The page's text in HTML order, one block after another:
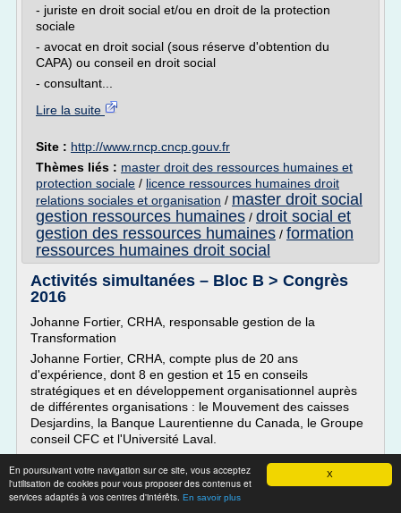
X
En poursuivant votre navigation sur ce site, vous acceptez
l'utilisation de cookies pour vous proposer des contenus et
services adaptés à vos centres d'intérêts. En savoir plus
- juriste en droit social et/ou en droit de la protection
sociale
- avocat en droit social (sous réserve d'obtention du
CAPA) ou conseil en droit social
- consultant...
Lire la suite
Site : http://www.rncp.cncp.gouv.fr
Thèmes liés : master droit des ressources humaines et
protection sociale / licence ressources humaines droit
relations sociales et organisation / master droit social
gestion ressources humaines / droit social et
gestion des ressources humaines / formation
ressources humaines droit social
Activités simultanées – Bloc B > Congrès
2016
Johanne Fortier, CRHA, responsable gestion de la
Transformation
Johanne Fortier, CRHA, compte plus de 20 ans
d'expérience, dont 8 en gestion et 15 en conseils
stratégiques et en développement organisationnel auprès
de différentes organisations : le Mouvement des caisses
Desjardins, la Banque Laurentienne du Canada, le Groupe
conseil CFC et l'Université Laval.
Lire la suite